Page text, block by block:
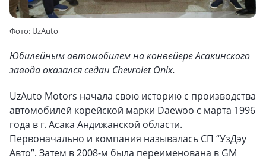
Фото: UzAuto
Юбилейным автомобилем на конвейере Асакинского
завода оказался седан Chevrolet Onix.
UzAuto Motors начала свою историю с производства
автомобилей корейской марки Daewoo с марта 1996
года в г. Асака Андижанской области.
Первоначально и компания называлась СП “УзДэу
Авто”. Затем в 2008-м была переименована в GM